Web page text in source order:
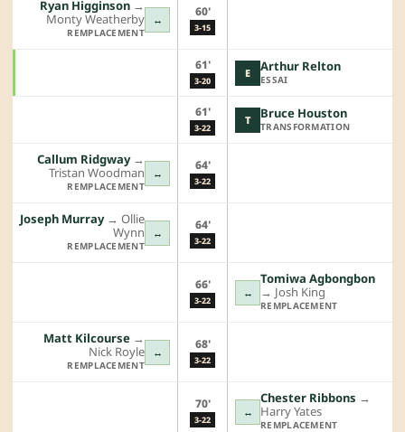
↔
Ryan Higginson →︎
Monty Weatherby
REMPLACEMENT
60'
3-15
61'
3-20
E Arthur Relton
ESSAI
61'
3-22
T Bruce Houston
TRANSFORMATION
↔
Callum Ridgway→︎
Tristan Woodman
REMPLACEMENT
64'
3-22
↔
Joseph Murray→︎ Ollie
Wynn
REMPLACEMENT
64'
3-22
66'
3-22
↔
Tomiwa Agbongbon
→︎ Josh King
REMPLACEMENT
↔
Matt Kilcourse →︎
Nick Royle
REMPLACEMENT
68'
3-22
70'
3-22
↔
Chester Ribbons →︎
Harry Yates
REMPLACEMENT